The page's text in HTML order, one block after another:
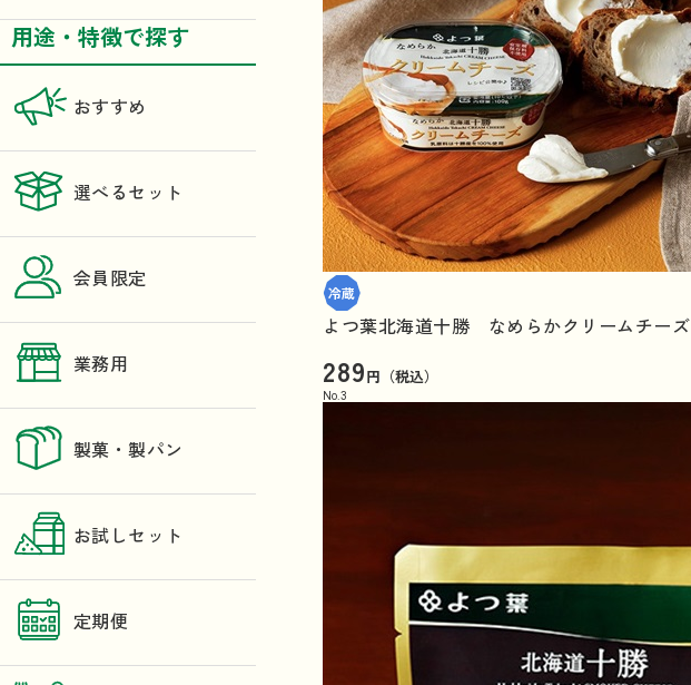
用途・特徴で探す
おすすめ
選べるセット
会員限定
業務用
製菓・製パン
お試しセット
定期便
よつ葉北海道十勝 なめらかクリームチーズ
289円（税込）
No.3